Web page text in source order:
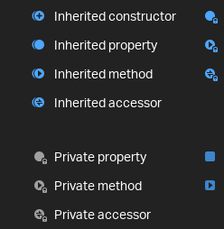
Inherited constructor
Inherited property
Inherited method
Inherited accessor
Private property
Private method
Private accessor